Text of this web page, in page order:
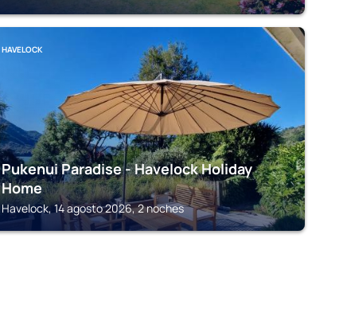
HAVELOCK
Pukenui Paradise - Havelock Holiday
Home
Havelock, 14 agosto 2026, 2 noches